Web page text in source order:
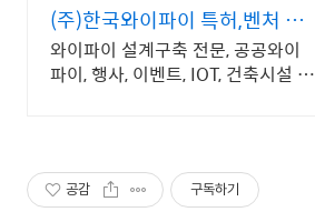
(주)한국와이파이 특허,벤처 관
급공사, 건설공사 가능
와이파이 설계구축 전문, 공공와이
파이, 행사, 이벤트, IOT, 건축시설 나
공감 구독하기